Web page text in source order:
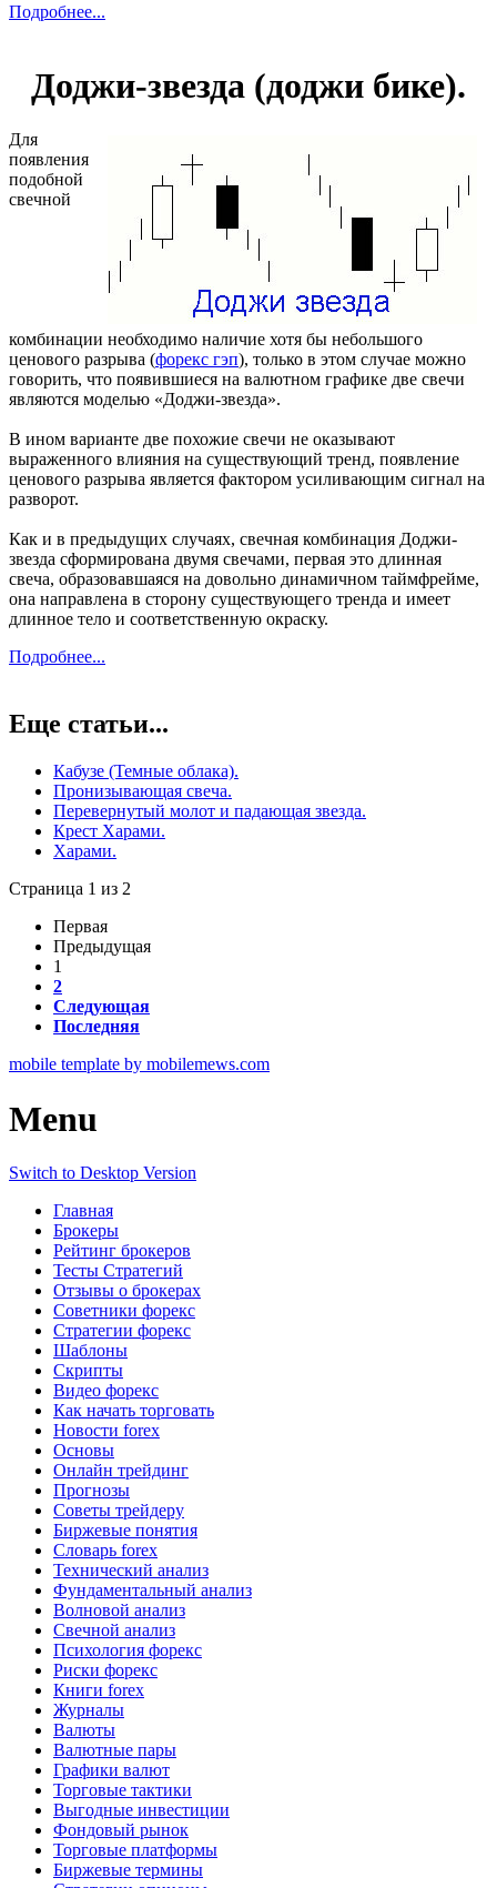
Подробнее...
Доджи-звезда (доджи бике).
Для
появления
подобной
свечной
комбинации необходимо наличие хотя бы небольшого
ценового разрыва (форекс гэп), только в этом случае можно
говорить, что появившиеся на валютном графике две свечи
являются моделью «Доджи-звезда».
В ином варианте две похожие свечи не оказывают
выраженного влияния на существующий тренд, появление
ценового разрыва является фактором усиливающим сигнал на
разворот.
Как и в предыдущих случаях, свечная комбинация Доджи-
звезда сформирована двумя свечами, первая это длинная
свеча, образовавшаяся на довольно динамичном таймфрейме,
она направлена в сторону существующего тренда и имеет
длинное тело и соответственную окраску.
Подробнее...
Еще статьи...
Кабузе (Темные облака).
Пронизывающая свеча.
Перевернутый молот и падающая звезда.
Крест Харами.
Харами.
Страница 1 из 2
Первая
Предыдущая
1
2
Следующая
Последняя
mobile template by mobilemews.com
Menu
Switch to Desktop Version
Главная
Брокеры
Рейтинг брокеров
Тесты Стратегий
Отзывы о брокерах
Советники форекс
Стратегии форекс
Шаблоны
Скрипты
Видео форекс
Как начать торговать
Новости forex
Основы
Онлайн трейдинг
Прогнозы
Советы трейдеру
Биржевые понятия
Словарь forex
Технический анализ
Фундаментальный анализ
Волновой анализ
Свечной анализ
Психология форекс
Риски форекс
Книги forex
Журналы
Валюты
Валютные пары
Графики валют
Торговые тактики
Выгодные инвестиции
Фондовый рынок
Торговые платформы
Биржевые термины